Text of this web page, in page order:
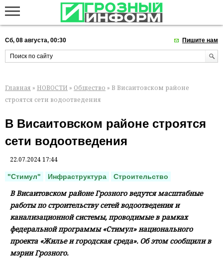
Сб, 08 августа, 00:30 Пишите нам
Главная » НОВОСТИ » Общество » В Висаитовском районе
строятся сети водоотведения
В Висаитовском районе строятся
сети водоотведения
22.07.2024 17:44
"Стимул" Инфраструктура Строительство
В Висаитовском районе Грозного ведутся масштабные
работы по строительству сетей водоотведения и
канализационной системы, проводимые в рамках
федеральной программы «Стимул» национального
проекта «Жилье и городская среда». Об этом сообщили в
мэрии Грозного.